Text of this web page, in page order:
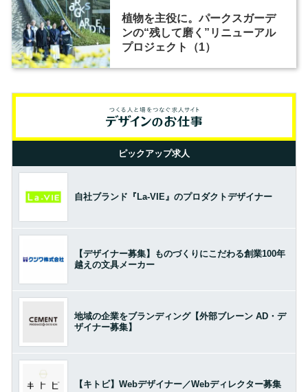
植物を主役に。パークスガーデ
ンの“残して磨く”リニューアル
プロジェクト（1）
ピックアップ求人
自社ブランド『La-VIE』のプロダクトデザイナー
【デザイナー募集】ものづくりにこだわる創業100年
越えの文具メーカー
地域の企業をブランディング【外部ブレーン AD・デ
ザイナー募集】
【キトビ】Webデザイナー／Webディレクター募集